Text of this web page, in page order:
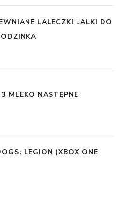
LALECZKI LALKI DO
MLEKO NASTĘPNE
LEGION (XBOX ONE